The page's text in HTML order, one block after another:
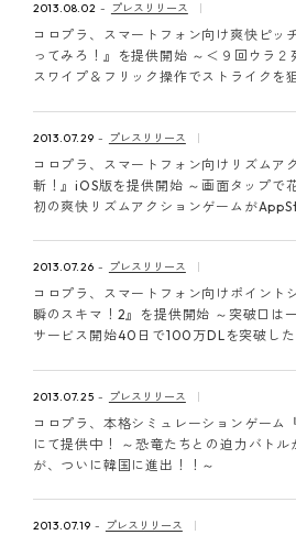
2013.08.02 プレスリリース
コロプラ、スマートフォン向け爽快ピッ
ってみろ！』を提供開始 ～＜９回ウラ２
スワイプ＆フリック操作でストライクを
2013.07.29 プレスリリース
コロプラ、スマートフォン向けリズムア
斬！』iOS版を提供開始 ～画面タップで
初の爽快リズムアクションゲームが
2013.07.26 プレスリリース
コロプラ、スマートフォン向けポイント
瞬のスキマ！2』を提供開始 ～突破口は
サービス開始40日で100万DLを突破し
2013.07.25 プレスリリース
コロプラ、本格シミュレーションゲーム
にて提供中！ ～恐竜たちとの迫力バトル
が、ついに韓国に進出！！～
2013.07.19 プレスリリース